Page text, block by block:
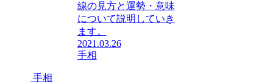
線の見方と運勢・意味
について説明していき
ます。
2021.03.26
手相
手相